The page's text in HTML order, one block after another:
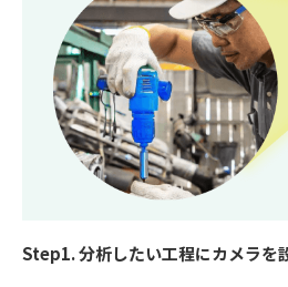
Step1. 分析したい工程にカメラを